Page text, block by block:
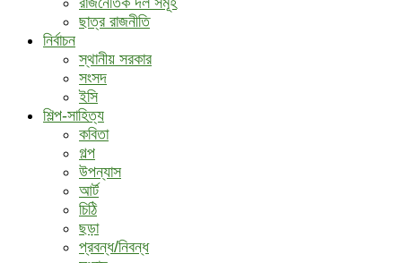
ছাত্র রাজনীতি
নির্বাচন
স্থানীয় সরকার
সংসদ
ইসি
শিল্প-সাহিত্য
কবিতা
গল্প
উপন্যাস
আর্ট
চিঠি
ছড়া
প্রবন্ধ/নিবন্ধ